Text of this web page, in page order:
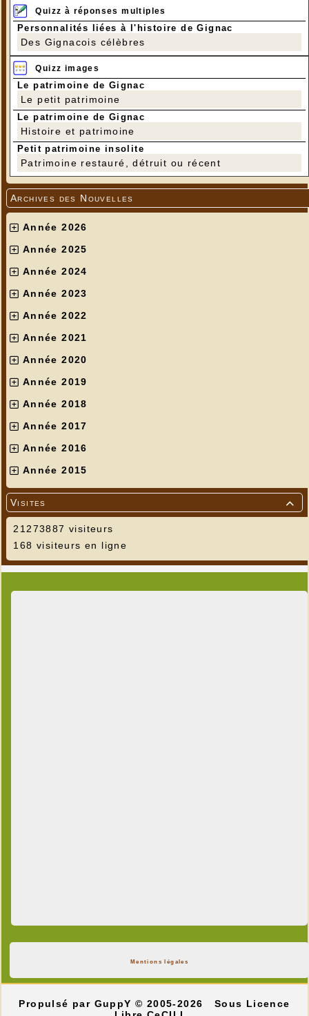
Quizz à réponses multiples
Personnalités liées à l'histoire de Gignac
Des Gignacois célèbres
Quizz images
Le patrimoine de Gignac
Le petit patrimoine
Le patrimoine de Gignac
Histoire et patrimoine
Petit patrimoine insolite
Patrimoine restauré, détruit ou récent
Archives des Nouvelles
Année 2026
Année 2025
Année 2024
Année 2023
Année 2022
Année 2021
Année 2020
Année 2019
Année 2018
Année 2017
Année 2016
Année 2015

Visites
21273887 visiteurs
168 visiteurs en ligne
Mentions légales
Propulsé par GuppY© 2005-2026
Sous Licence